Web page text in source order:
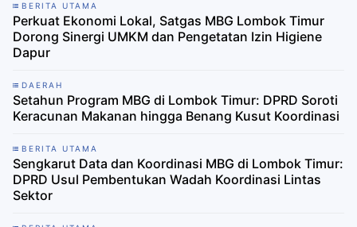
BERITA UTAMA
Perkuat Ekonomi Lokal, Satgas MBG Lombok Timur
Dorong Sinergi UMKM dan Pengetatan Izin Higiene
Dapur
DAERAH
Setahun Program MBG di Lombok Timur: DPRD Soroti
Keracunan Makanan hingga Benang Kusut Koordinasi
BERITA UTAMA
Sengkarut Data dan Koordinasi MBG di Lombok Timur:
DPRD Usul Pembentukan Wadah Koordinasi Lintas
Sektor